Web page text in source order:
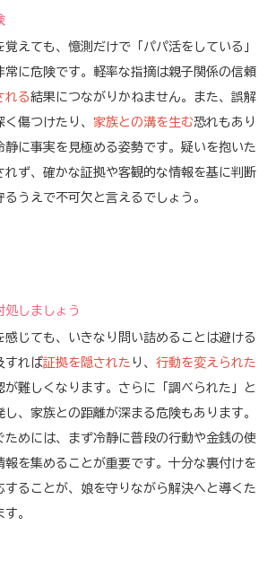
えても、憶測だけで「パパ活をしている」
常に危険です。軽率な指摘は親子関係の信頼
れる結果につながりかねません。また、誤解
傷つけたり、 家族との溝を生む恐れもあり
静に事実を見極める姿勢です。疑いを抱いた
れず、確かな証拠や客観的な情報を基に判断
うえで不可欠と言えるでしょう。
しましょう
じても、いきなり問い詰めることは避ける
すれば証拠を隠された り、 行動を変えられた
が難しくなります。さらに「調べられた」と
、家族との距離が深まる危険もあります。
ためには、まず冷静に普段の行動や金銭の使
報を集めることが重要です。十分な裏付けを
することが、娘を守りながら解決へと導くた
。